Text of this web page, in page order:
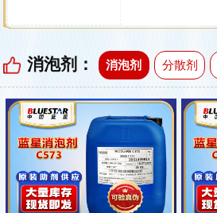
消泡剂： 消泡剂 分散剂